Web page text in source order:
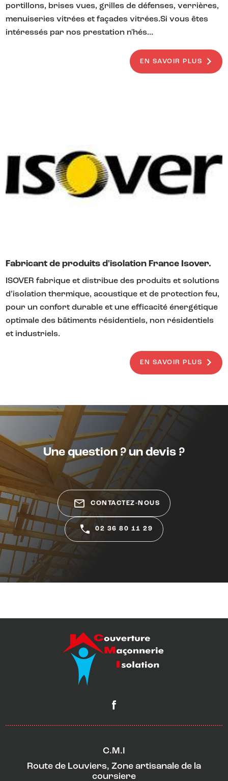
portillons, brises vues, grilles de défenses, verrières,
menuiseries vitrées et façades vitrées.Si vous êtes
intéressés par nos prestation n'hés...
EN SAVOIR PLUS
Fabricant de produits d'isolation France Isover.
ISOVER fabrique et distribue des produits et solutions
d’isolation thermique, acoustique et de protection feu,
pour un confort durable et une efficacité énergétique
optimale des bâtiments résidentiels, non résidentiels
et industriels.
EN SAVOIR PLUS
Une question ? un devis ?
mail_outline CONTACTEZ-NOUS
02 36 80 11 29
C.M.I
Route de Louviers, Zone artisanale de la
coursiere